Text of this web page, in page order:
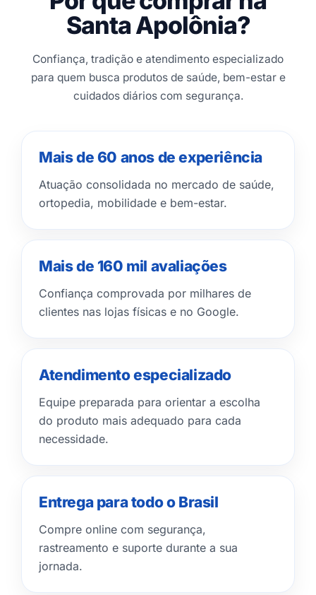
Santa Apolônia?
Confiança, tradição e atendimento especializado
para quem busca produtos de saúde, bem-estar e
cuidados diários com segurança.
Mais de 60 anos de experiência
Atuação consolidada no mercado de saúde,
ortopedia, mobilidade e bem-estar.
Mais de 160 mil avaliações
Confiança comprovada por milhares de
clientes nas lojas físicas e no Google.
Atendimento especializado
Equipe preparada para orientar a escolha
do produto mais adequado para cada
necessidade.
Entrega para todo o Brasil
Compre online com segurança,
rastreamento e suporte durante a sua
jornada.